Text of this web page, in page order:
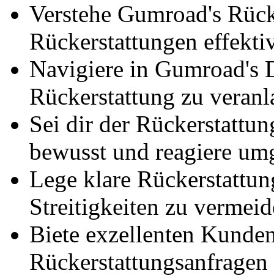
Verstehe Gumroad's
Rückerstattungen
Navigiere in Gumroad's
Rückerstattung zu
Sei dir der
bewusst und reagiere
Lege klare
Streitigkeiten zu
Biete exzellenten